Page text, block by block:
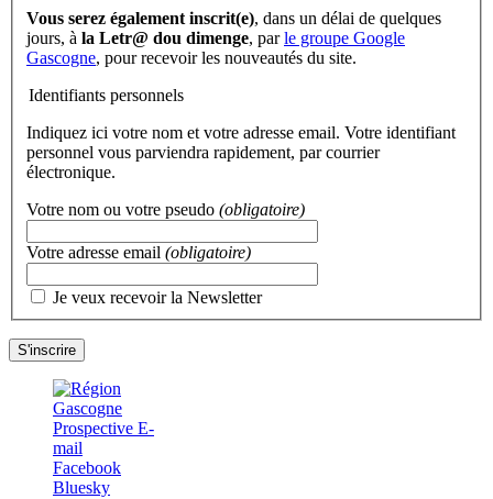
Vous serez également inscrit(e), dans un délai de quelques
jours, à la Letr@ dou dimenge, parle groupe Google
Gascogne, pour recevoir les nouveautés du site.
Identifiants personnels
Indiquez ici votre nom et votre adresse email. Votre identifiant
personnel vous parviendra rapidement, par courrier
électronique.
Votre nom ou votre pseudo (obligatoire)
Votre adresse email (obligatoire)
Je veux recevoir la Newsletter